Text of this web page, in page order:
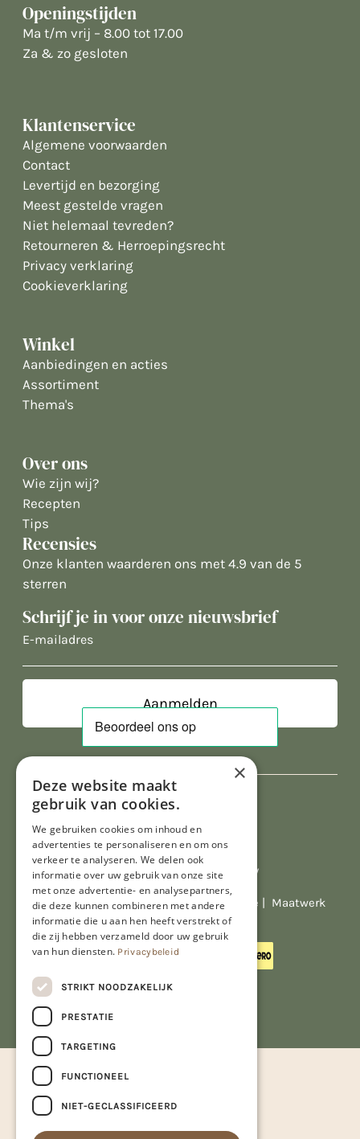
Openingstijden
Ma t/m vrij – 8.00 tot 17.00
Za & zo gesloten
Klantenservice
Algemene voorwaarden
Contact
Levertijd en bezorging
Meest gestelde vragen
Niet helemaal tevreden?
Retourneren & Herroepingsrecht
Privacy verklaring
Cookieverklaring
Winkel
Aanbiedingen en acties
Assortiment
Thema's
Over ons
Wie zijn wij?
Recepten
Tips
Recensies
Onze klanten waarderen ons met 4.9 van de 5
sterren
Schrijf je in voor onze nieuwsbrief
E-
Al onze prijzen zijn incl. BTW
© Copyright 2026 Limburgs Bakwinkeltje | Maatwerk
website webmix
×
Deze website maakt
gebruik van cookies.
We gebruiken cookies om inhoud en
advertenties te personaliseren en om ons
verkeer te analyseren. We delen ook
informatie over uw gebruik van onze site
met onze advertentie- en analysepartners,
die deze kunnen combineren met andere
informatie die u aan hen heeft verstrekt of
die zij hebben verzameld door uw gebruik
van hun diensten. Privacybeleid
STRIKT NOODZAKELIJK
PRESTATIE
TARGETING
FUNCTIONEEL
NIET-GECLASSIFICEERD